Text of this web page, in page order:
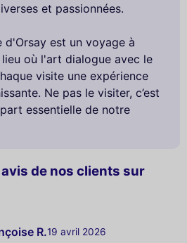
de nos clients sur
R.19 avril 2026
et passionnées.
d'Orsay est un voyage à
où l'art dialogue avec le
visite une expérience
Ne pas le visiter, c’est
essentielle de notre